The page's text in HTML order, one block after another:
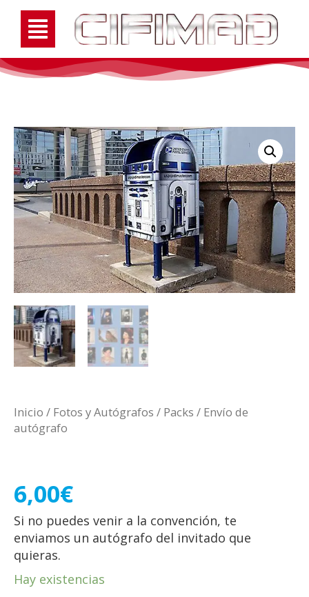
Inicio / Fotos y Autógrafos / Packs / ​Envío de
autógrafo
6,00€
Si no puedes venir a la convención, te
enviamos un autógrafo del invitado que
quieras.
Hay existencias